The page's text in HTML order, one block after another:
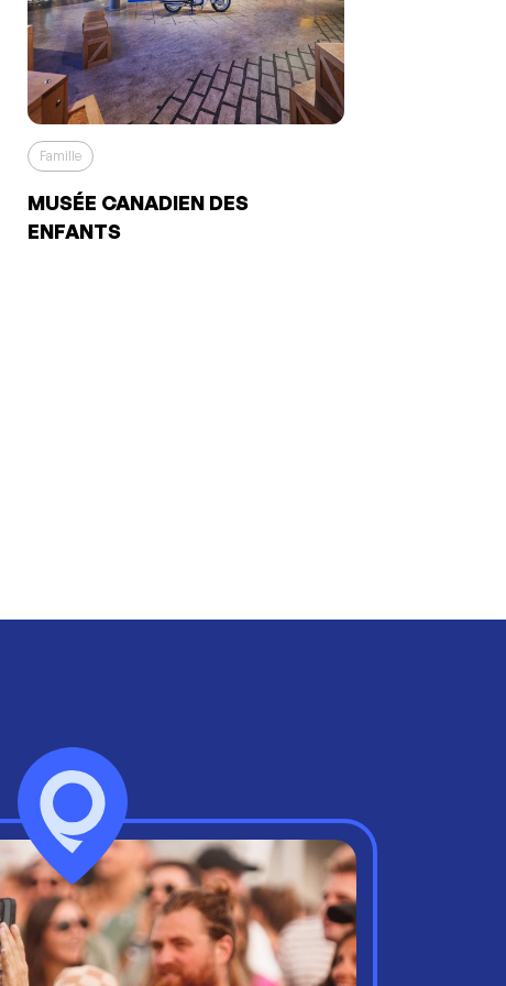
Famille
MUSÉE CANADIEN DES
ENFANTS